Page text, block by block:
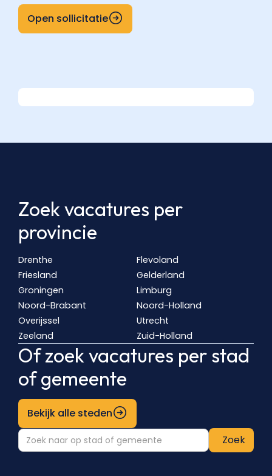
Open sollicitatie
Zoek vacatures per
provincie
Drenthe
Flevoland
Friesland
Gelderland
Groningen
Limburg
Noord-Brabant
Noord-Holland
Overijssel
Utrecht
Zeeland
Zuid-Holland
Of zoek vacatures per stad
of gemeente
Bekijk alle steden